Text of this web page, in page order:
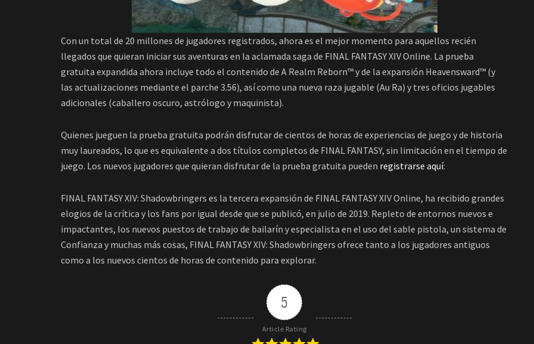
Con un total de 20 millones de jugadores registrados, ahora es el mejor momento para aquellos recién
llegados que quieran iniciar sus aventuras en la aclamada saga de FINAL FANTASY XIV Online. La prueba
gratuita expandida ahora incluye todo el contenido de A Realm Reborn™ y de la expansión Heavensward™ (y
las actualizaciones mediante el parche 3.56), así como una nueva raza jugable (Au Ra) y tres oficios jugables
adicionales (caballero oscuro, astrólogo y maquinista).
Quienes jueguen la prueba gratuita podrán disfrutar de cientos de horas de experiencias de juego y de historia
muy laureados, lo que es equivalente a dos títulos completos de FINAL FANTASY, sin limitación en el tiempo de
juego. Los nuevos jugadores que quieran disfrutar de la prueba gratuita pueden registrarse aquí:
FINAL FANTASY XIV: Shadowbringers es la tercera expansión de FINAL FANTASY XIV Online, ha recibido grandes
elogios de la crítica y los fans por igual desde que se publicó, en julio de 2019. Repleto de entornos nuevos e
impactantes, los nuevos puestos de trabajo de bailarín y especialista en el uso del sable pistola, un sistema de
Confianza y muchas más cosas, FINAL FANTASY XIV: Shadowbringers ofrece tanto a los jugadores antiguos
como a los nuevos cientos de horas de contenido para explorar.
5
Article Rating